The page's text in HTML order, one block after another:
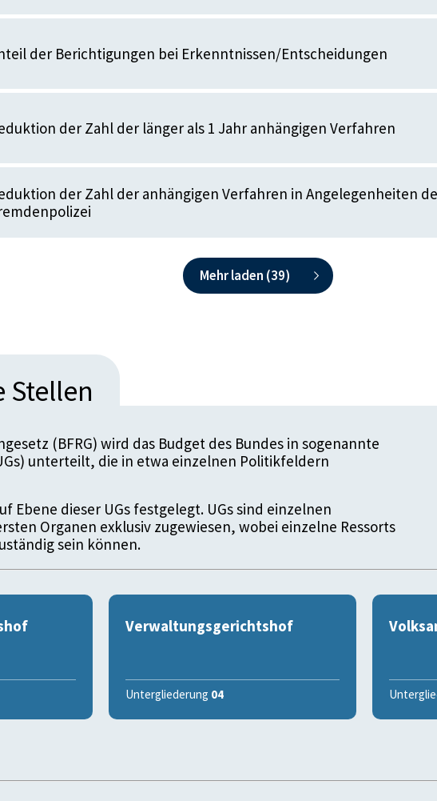
der Berichtigungen bei Erkenntnissen/Entscheidungen
der Zahl der länger als 1 Jahr anhängigen Verfahren
der Zahl der anhängigen Verfahren in Angelegenheiten
Mehr laden (39)
Stellen
(BFRG) wird das Budget des Bundes in sogenannte
unterteilt, die in etwa einzelnen Politikfeldern
Ebene dieser UGs festgelegt. UGs sind einzelnen
Organen exklusiv zugewiesen, wobei einzelne Ressorts
sein können.
Verwaltungsgerichtshof
Untergliederung 04